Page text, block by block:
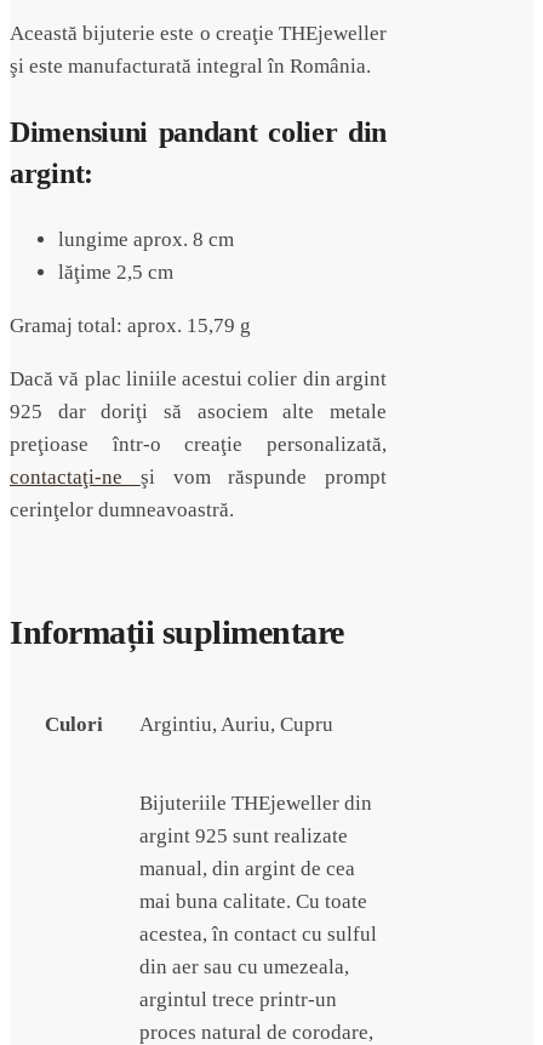
Această bijuterie este o creaţie THEjeweller
şi este manufacturată integral în România.
Dimensiuni pandant colier din
argint:
lungime aprox. 8 cm
lăţime 2,5 cm
Gramaj total: aprox. 15,79 g
Dacă vă plac liniile acestui colier din argint
925 dar doriţi să asociem alte metale
preţioase într-o creaţie personalizată,
contactaţi-ne
şi vom răspunde prompt
cerinţelor dumneavoastră.
Informații suplimentare
Culori Argintiu, Auriu, Cupru
Bijuteriile THEjeweller din
argint 925 sunt realizate
manual, din argint de cea
mai buna calitate. Cu toate
acestea, în contact cu sulful
din aer sau cu umezeala,
argintul trece printr-un
proces natural de corodare,